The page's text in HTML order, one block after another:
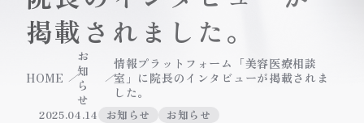
掲載されました。
HOME
お
知
ら
せ
情報プラットフォーム「美容医療相談
室」に院長のインタビューが掲載されま
した。
2025.04.14 お知らせ お知らせ